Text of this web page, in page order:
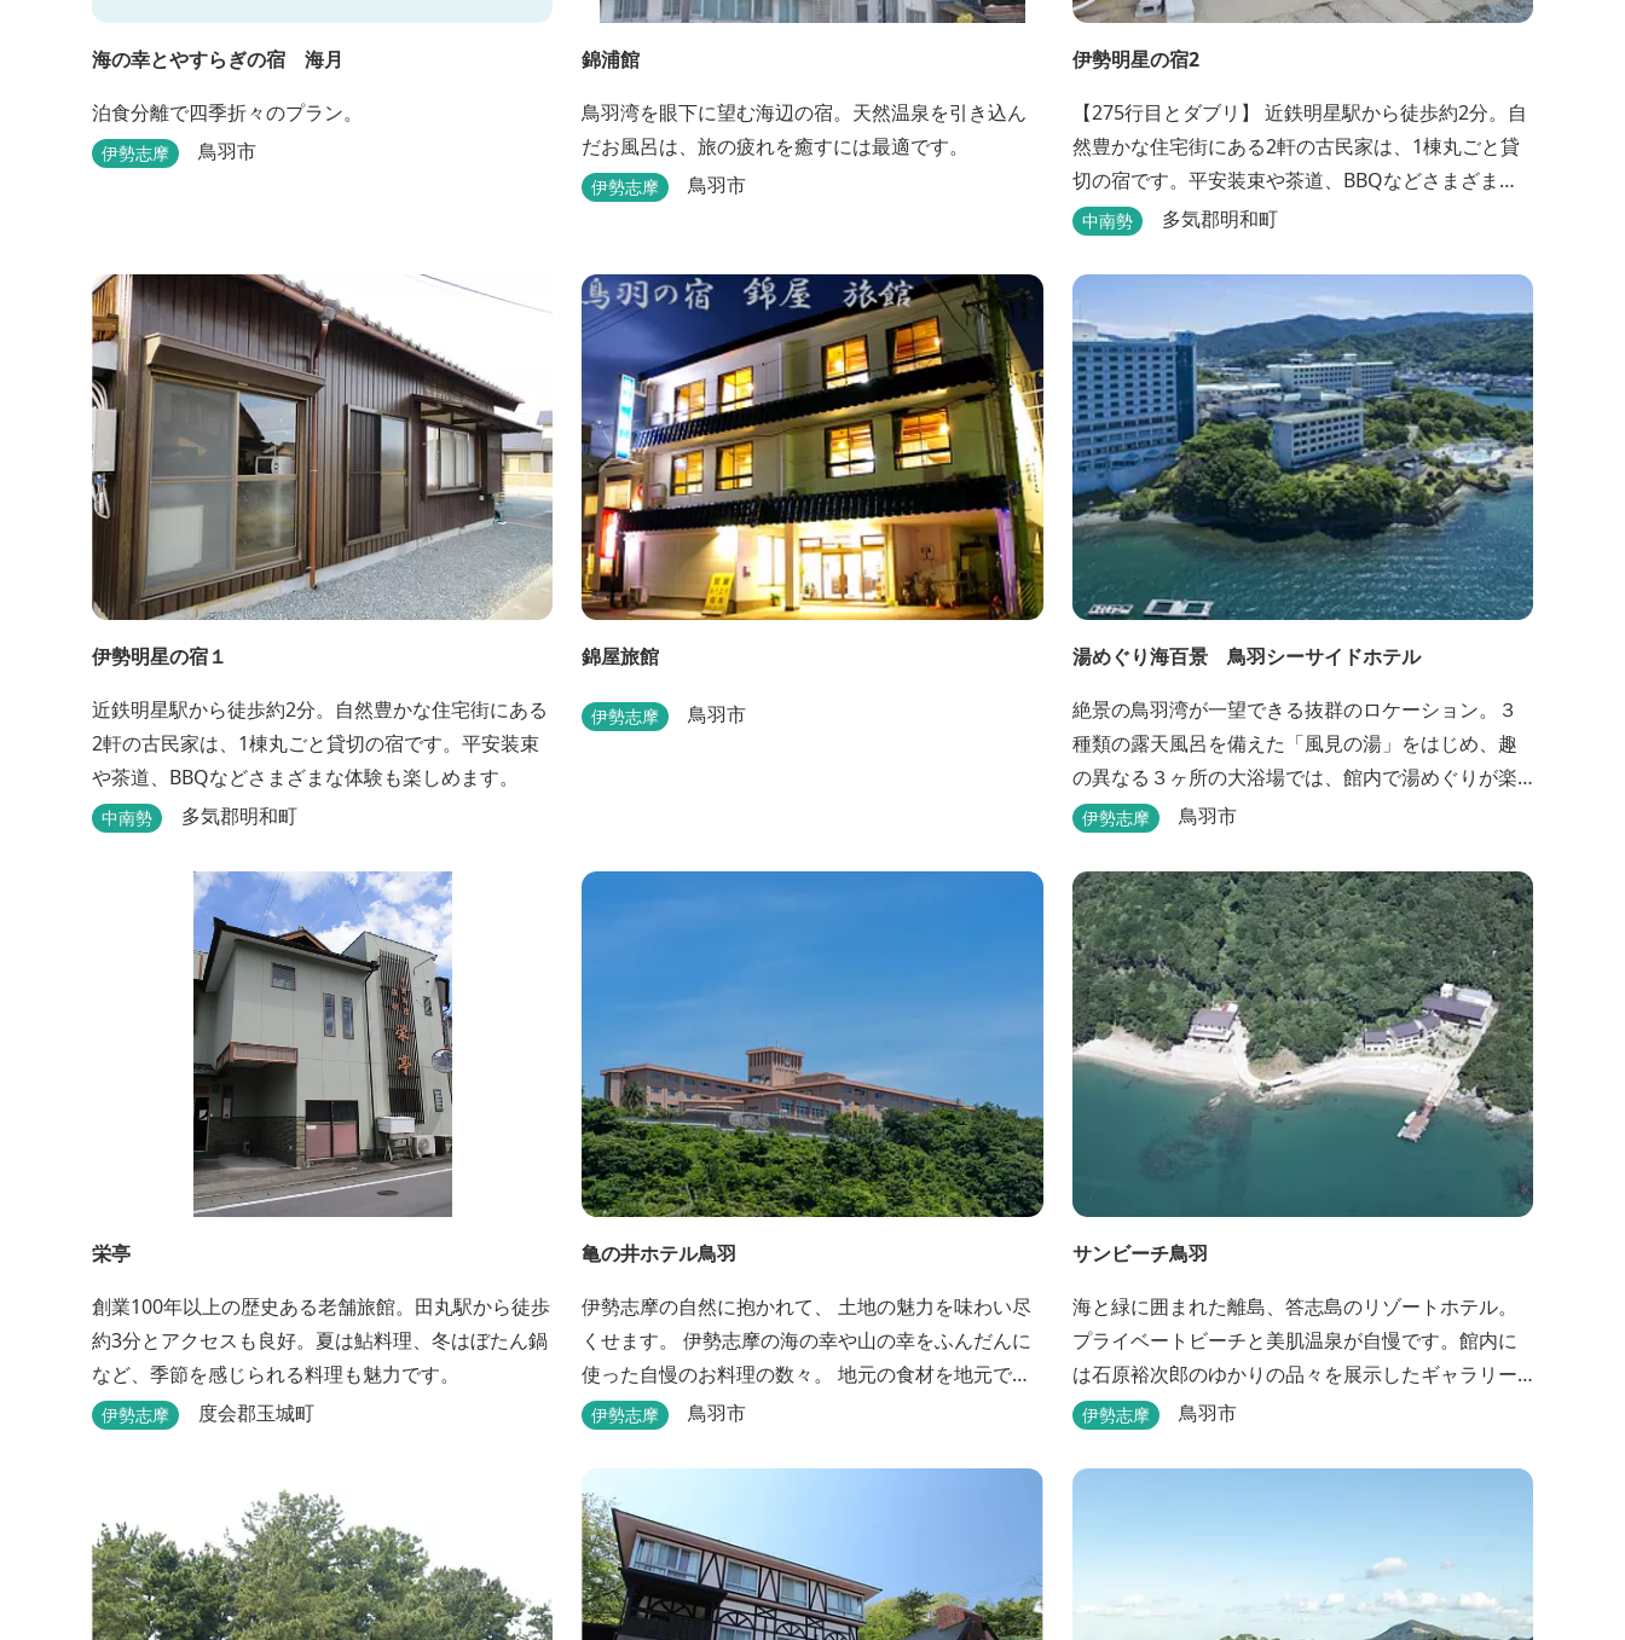
海の幸とやすらぎの宿 海月
泊食分離で四季折々のプラン。
伊勢志摩 鳥羽市
錦浦館
鳥羽湾を眼下に望む海辺の宿。天然温泉を引き込ん
だお風呂は、旅の疲れを癒すには最適です。
伊勢志摩 鳥羽市
伊勢明星の宿2
【275行目とダブリ】 近鉄明星駅から徒歩約2分。自
然豊かな住宅街にある2軒の古民家は、1棟丸ごと貸
切の宿です。平安装束や茶道、BBQなどさまざまな
体験も楽しめます
中南勢 多気郡明和町
伊勢明星の宿１
近鉄明星駅から徒歩約2分。自然豊かな住宅街にある
2軒の古民家は、1棟丸ごと貸切の宿です。平安装束
や茶道、BBQなどさまざまな体験も楽しめます。
中南勢 多気郡明和町
錦屋旅館
伊勢志摩 鳥羽市
湯めぐり海百景 鳥羽シーサイドホテル
絶景の鳥羽湾が一望できる抜群のロケーション。３
種類の露天風呂を備えた「風見の湯」をはじめ、趣
の異なる３ヶ所の大浴場では、館内で湯めぐりが楽
しめます。また、露天風呂付客室や貸切家族風呂
で、湯浴みの一日をお過ごしいただけます。 お料
理についても、「詩季バイキング」はオープンキッ
チンで出来立て料理を舌だけではなく目や耳でも楽
しめます、また海の幸を...
伊勢志摩 鳥羽市
栄亭
創業100年以上の歴史ある老舗旅館。田丸駅から徒歩
約3分とアクセスも良好。夏は鮎料理、冬はぼたん鍋
など、季節を感じられる料理も魅力です。
伊勢志摩 度会郡玉城町
亀の井ホテル鳥羽
伊勢志摩の自然に抱かれて、 土地の魅力を味わい尽
くせます。 伊勢志摩の海の幸や山の幸をふんだんに
使った自慢のお料理の数々。 地元の食材を地元で味
わうのは、 旅の醍醐味のひとつです。 鳥羽湾の潮風
屋。 行き交うフェリーをのんびり眺めて、 日常をち
ょっと忘れるひと時をお過ごしください。
伊勢志摩 鳥羽市
サンビーチ鳥羽
海と緑に囲まれた離島、答志島のリゾートホテル。
プライベートビーチと美肌温泉が自慢です。館内に
は石原裕次郎のゆかりの品々を展示したギャラリー
もあります。
伊勢志摩 鳥羽市